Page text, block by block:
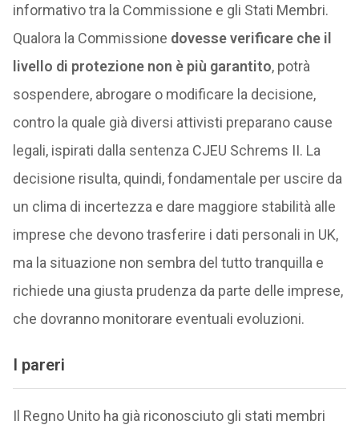
informativo tra la Commissione e gli Stati Membri.
Qualora la Commissione dovesse verificare che il
livello di protezione non è più garantito, potrà
sospendere, abrogare o modificare la decisione,
contro la quale già diversi attivisti preparano cause
legali, ispirati dalla sentenza CJEU Schrems II. La
decisione risulta, quindi, fondamentale per uscire da
un clima di incertezza e dare maggiore stabilità alle
imprese che devono trasferire i dati personali in UK,
ma la situazione non sembra del tutto tranquilla e
richiede una giusta prudenza da parte delle imprese,
che dovranno monitorare eventuali evoluzioni.
I pareri
Il Regno Unito ha già riconosciuto gli stati membri